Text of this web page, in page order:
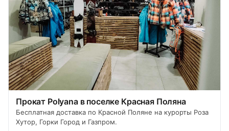
Прокат Polyana в поселке Красная Поляна
Бесплатная доставка по Красной Поляне на курорты Роза
Хутор, Горки Город и Газпром.